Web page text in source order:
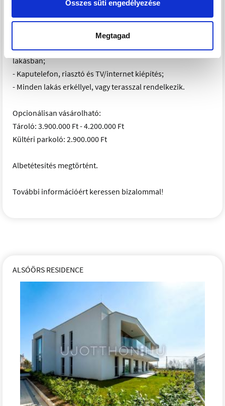
Összes süti engedélyezése
Megtagad
- Műanyag-aluminium nyílászárók, háromrétegű
üvegezéssel, elektromos redőnyökkel és szúnyoghálóval;
- Hőszivattyús központi fűtés egyedi mérőkkel;
- Padlófűtés és hűtő-fűtő FANCOIL rendszer minden
lakásban;
- Kaputelefon, riasztó és TV/internet kiépítés;
- Minden lakás erkéllyel, vagy terasszal rendelkezik.
Opcionálisan vásárolható:
Tároló: 3.900.000 Ft - 4.200.000 Ft
Kültéri parkoló: 2.900.000 Ft
Albetétesítés megtörtént.
További információért keressen bizalommal!
ALSÓÖRS RESIDENCE